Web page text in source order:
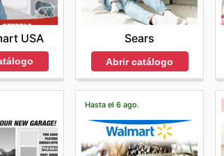
USA Sears
Abrir catálogo
Hasta el 6 ago.